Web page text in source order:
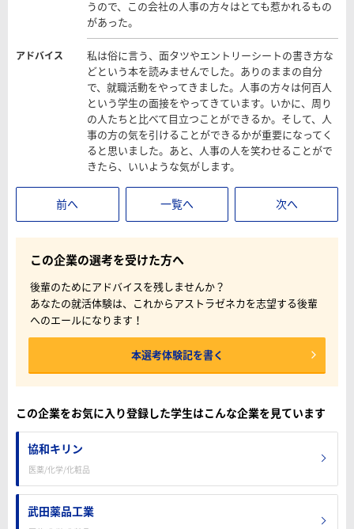
うので、この会社の人事の方々はとても惹かれるもの
があった。
アドバイス
私は俗に言う、面タツやエントリーシートの書き方な
どという本を読みませんでした。ありのままの自分
で、就職活動をやってきました。人事の方々は何百人
という学生の面接をやってきています。いかに、周り
の人たちと比べて目立つことができるか。そして、人
事の方の気を引けることができるかが重要になってく
ると思いました。あと、人事の人を笑わせることがで
きたら、いいような気がします。
前へ 一覧へ 次へ
この企業の選考を受けた方へ
後輩のためにアドバイスを残しませんか？
あなたの就活体験は、これからアストラゼネカを志望する後輩
へのエールになります！
本選考体験記を書く
この企業をお気に入り登録した学生はこんな企業を見ています
協和キリン
医薬/化学/化粧品
武田薬品工業